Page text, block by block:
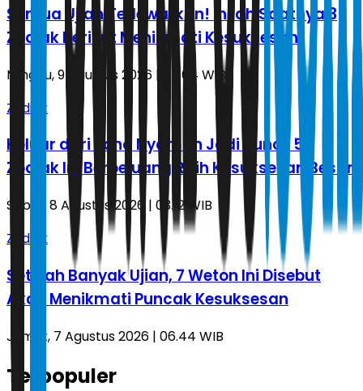
Semua Ujian Terlewatkan! Inilah Saatnya 3
Zodiak Berikut Menikmati Kesuksesan
Minggu, 9 Agustus 2026 | 05.04 WIB
Zodiak
Keluar dari Zona Nyaman Jadi Kunci, 5
Zodiak Ini Berpeluang Raih Kesuksesan Besar
Sabtu, 8 Agustus 2026 | 03.12 WIB
Zodiak
Setelah Banyak Ujian, 7 Weton Ini Disebut
Akan Menikmati Puncak Kesuksesan
Jumat, 7 Agustus 2026 | 06.44 WIB
Terpopuler